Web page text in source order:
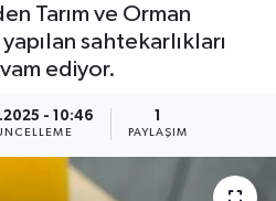
Tarım ve Orman
sahtekarlıkları
ediyor.
- 10:46
PAYLAŞIM